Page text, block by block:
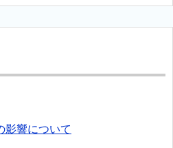
影響について